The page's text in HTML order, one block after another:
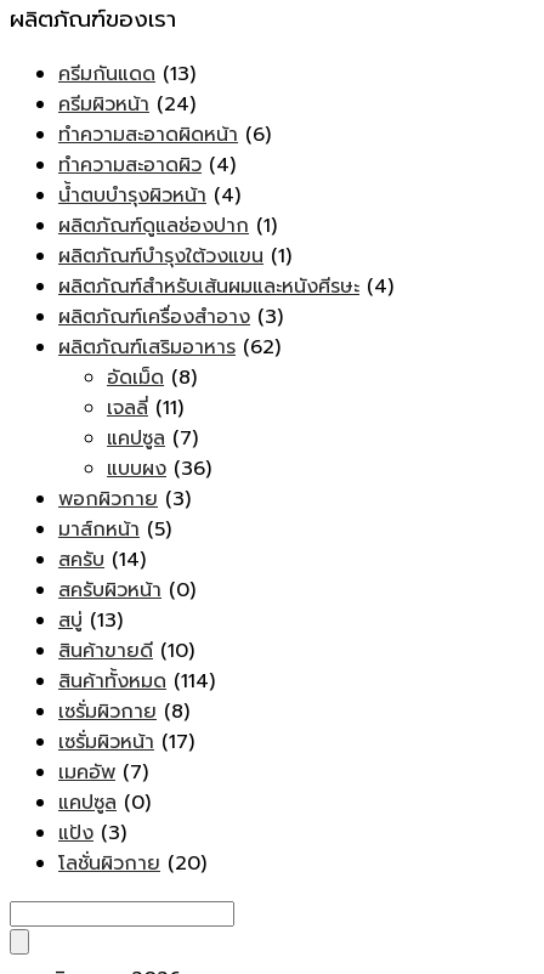
ผลิตภัณฑ์ของเรา
ครีมกันแดด (13)
ครีมผิวหน้า (24)
ทำความสะอาดผิดหน้า (6)
ทำความสะอาดผิว (4)
น้ำตบบำรุงผิวหน้า (4)
ผลิตภัณฑ์ดูแลช่องปาก (1)
ผลิตภัณฑ์บำรุงใต้วงแขน (1)
ผลิตภัณฑ์สำหรับเส้นผมและหนังศีรษะ (4)
ผลิตภัณฑ์เครื่องสำอาง (3)
ผลิตภัณฑ์เสริมอาหาร (62)
อัดเม็ด (8)
เจลลี่ (11)
แคปซูล (7)
แบบผง (36)
พอกผิวกาย (3)
มาส์กหน้า (5)
สครับ (14)
สครับผิวหน้า (0)
สบู่ (13)
สินค้าขายดี (10)
สินค้าทั้งหมด (114)
เซรั่มผิวกาย (8)
เซรั่มผิวหน้า (17)
เมคอัพ (7)
แคปซูล (0)
แป้ง (3)
โลชั่นผิวกาย (20)